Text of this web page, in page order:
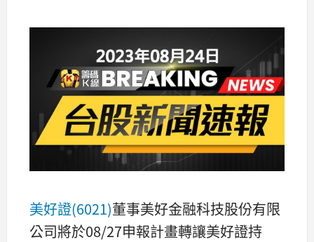
美好證(6021)董事美好金融科技股份有限
公司將於08/27申報計畫轉讓美好證持